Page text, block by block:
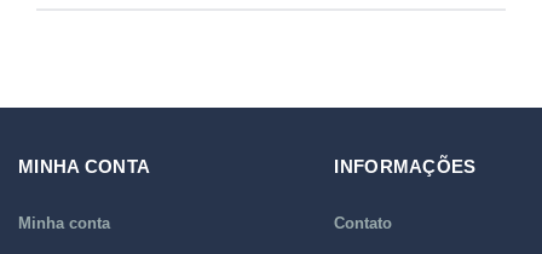
MINHA CONTA
Minha conta
INFORMAÇÕES
Contato